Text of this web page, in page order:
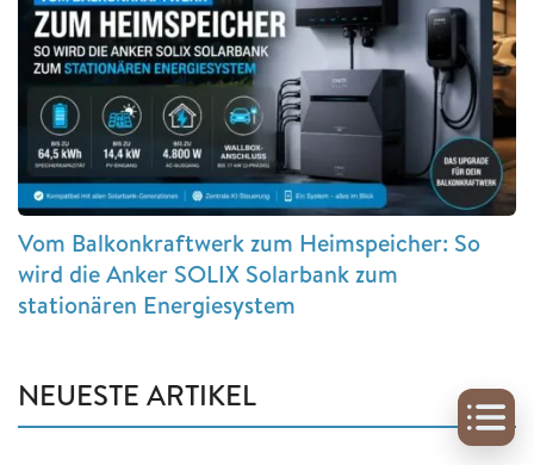
Vom Balkonkraftwerk zum Heimspeicher: So
wird die Anker SOLIX Solarbank zum
stationären Energiesystem
NEUESTE ARTIKEL